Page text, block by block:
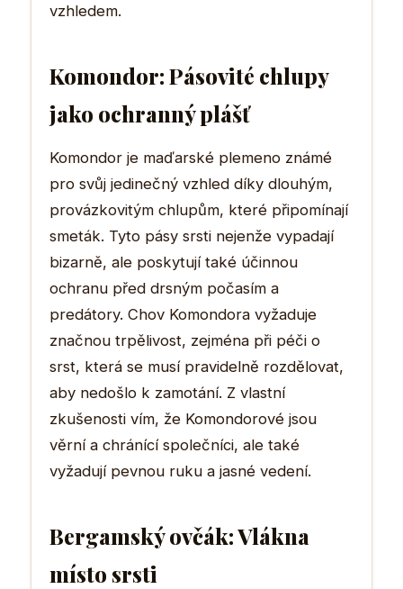
vzhledem.
Komondor: Pásovité chlupy
jako ochranný plášť
Komondor je maďarské plemeno známé
pro svůj jedinečný vzhled díky dlouhým,
provázkovitým chlupům, které připomínají
smeták. Tyto pásy srsti nejenže vypadají
bizarně, ale poskytují také účinnou
ochranu před drsným počasím a
predátory. Chov Komondora vyžaduje
značnou trpělivost, zejména při péči o
srst, která se musí pravidelně rozdělovat,
aby nedošlo k zamotání. Z vlastní
zkušenosti vím, že Komondorové jsou
věrní a chránící společníci, ale také
vyžadují pevnou ruku a jasné vedení.
Bergamský ovčák: Vlákna
místo srsti